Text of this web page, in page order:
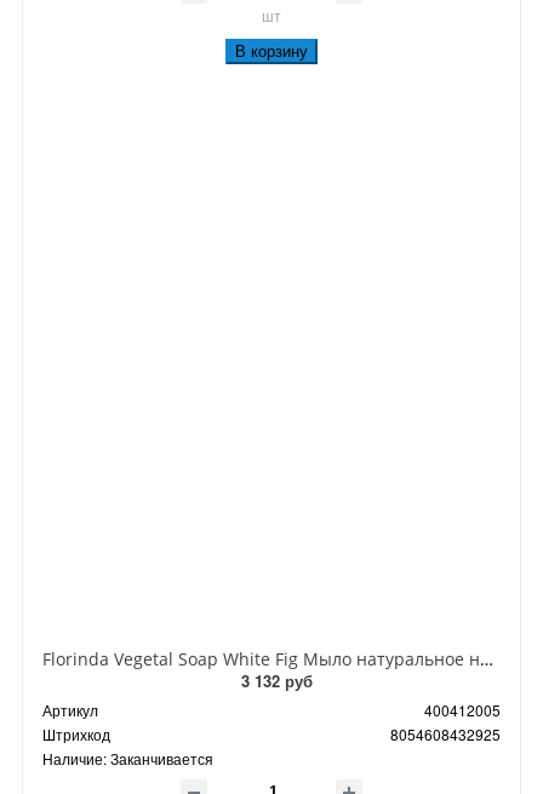
шт
В корзину
Florinda Vegetal Soap White Fig Мыло натуральное на основе растительных масел Белый Инжир 300 гр
3 132 руб
Артикул
400412005
Штрихкод
8054608432925
Наличие:Заканчивается